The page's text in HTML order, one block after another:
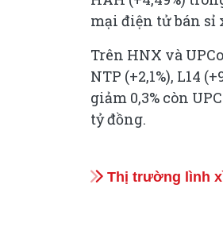
mại điện tử bán
Trên HNX và
NTP (+2,1%), L14
giảm 0,3% còn
tỷ đồng.
Thị trường lình